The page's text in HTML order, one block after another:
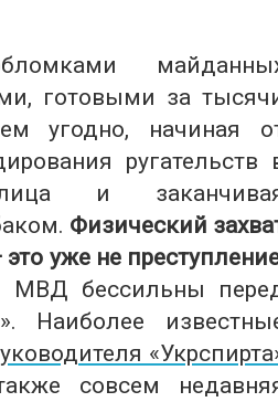
готовыми за
угодно, начиная
ругательств
и
Физический
уже не
МВД бессильны
Наиболее
совсем